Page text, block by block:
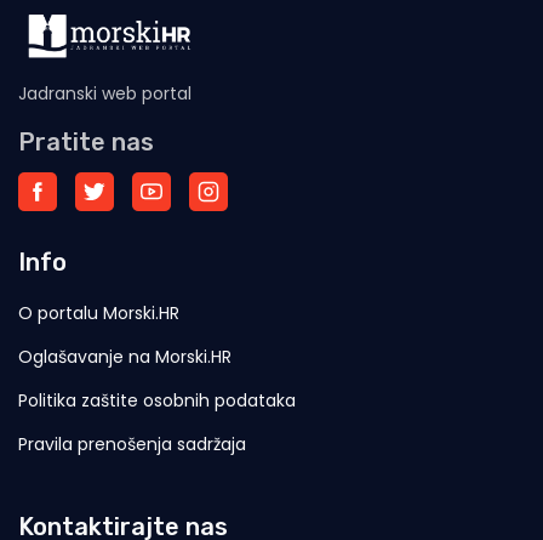
Jadranski web portal
Pratite nas
Info
O portalu Morski.HR
Oglašavanje na Morski.HR
Politika zaštite osobnih podataka
Pravila prenošenja sadržaja
Kontaktirajte nas